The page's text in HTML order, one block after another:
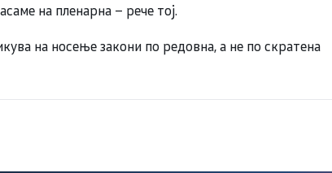
на пленарна – рече тој.
на носење закони по редовна, а не по скратена